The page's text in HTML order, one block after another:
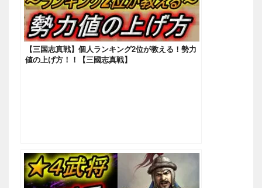
【三国志真戦】個人ランキング2位が教える！勢力
値の上げ方！！【三國志真戦】